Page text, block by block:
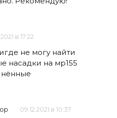
в 17:22
не могу найти
насадки на мр155
09.12.2021 в 10:37